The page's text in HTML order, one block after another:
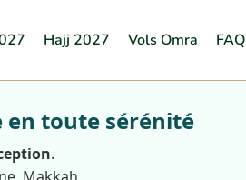
Hajj 2027 Vols Omra FAQ
en toute sérénité
.